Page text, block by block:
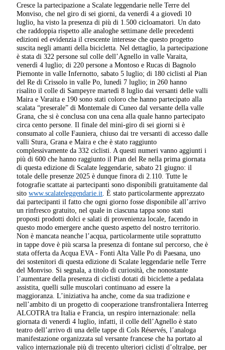
Cresce la partecipazione a Scalate leggendarie nelle Terre del
Monviso, che nel giro di sei giorni, da venerdì 4 a giovedì 10
luglio, ha visto la presenza di più di 1.500 cicloamatori. Un dato
che raddoppia rispetto alle analoghe settimane delle precedenti
edizioni ed evidenzia il crescente interesse che questo progetto
suscita negli amanti della bicicletta. Nel dettaglio, la partecipazione
è stata di 322 persone sul colle dell’Agnello in valle Varaita,
venerdì 4 luglio; di 220 persone a Montoso e Rucas di Bagnolo
Piemonte in valle Infernotto, sabato 5 luglio; di 180 ciclisti al Pian
del Re di Crissolo in valle Po, lunedì 7 luglio; in 260 hanno
risalito il colle di Sampeyre martedì 8 luglio dai versanti delle valli
Maira e Varaita e 190 sono stati coloro che hanno partecipato alla
scalata “preserale” di Montemale di Cuneo dal versante della valle
Grana, che si è conclusa con una cena alla quale hanno partecipato
circa cento persone. Il finale del mini-giro di sei giorni si è
consumato al colle Fauniera, chiuso dai tre versanti di accesso dalle
valli Stura, Grana e Maira e che è stato raggiunto
complessivamente da 332 ciclisti. A questi numeri vanno aggiunti i
più di 600 che hanno raggiunto il Pian del Re nella prima giornata
di questa edizione di Scalate leggendarie, sabato 21 giugno: il
totale delle presenze 2025 è dunque finora di 2.110. Tutte le
fotografie scattate ai partecipanti sono disponibili gratuitamente dal
sitowww.scalateleggendarie.it . È stato particolarmente apprezzato
dai partecipanti il fatto che ogni giorno fosse disponibile all’arrivo
un rinfresco gratuito, nel quale in ciascuna tappa sono stati
proposti prodotti dolci e salati di provenienza locale, facendo in
questo modo emergere anche questo aspetto del nostro territorio.
Non è mancata neanche l’acqua, particolarmente utile soprattutto
in tappe dove è più scarsa la presenza di fontane sul percorso, che è
stata offerta da Acqua EVA - Fonti Alta Valle Po di Paesana, uno
dei sostenitori di questa edizione di Scalate leggendarie nelle Terre
del Monviso. Si segnala, a titolo di curiosità, che nonostante
l’aumentare della presenza di ciclisti dotati di biciclette a pedalata
assistita, quelli sulle muscolari continuano ad essere la
maggioranza. L’iniziativa ha anche, come da sua tradizione e
nell’ambito di un progetto di cooperazione transfrontaliera Interreg
ALCOTRA tra Italia e Francia, un respiro internazionale: nella
giornata di venerdì 4 luglio, infatti, il colle dell’Agnello è stato
teatro dell’arrivo di una delle tappe di Cols Réservés, l’analoga
manifestazione organizzata sul versante francese che ha portato al
valico internazionale più di trecento ulteriori ciclisti d’oltralpe, per